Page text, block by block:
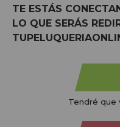
Andreia Face Shield | Visor
NO STOCK
Avise-me quando estiver
TE ESTÁS
LO QUE SERÁS
Tendré que